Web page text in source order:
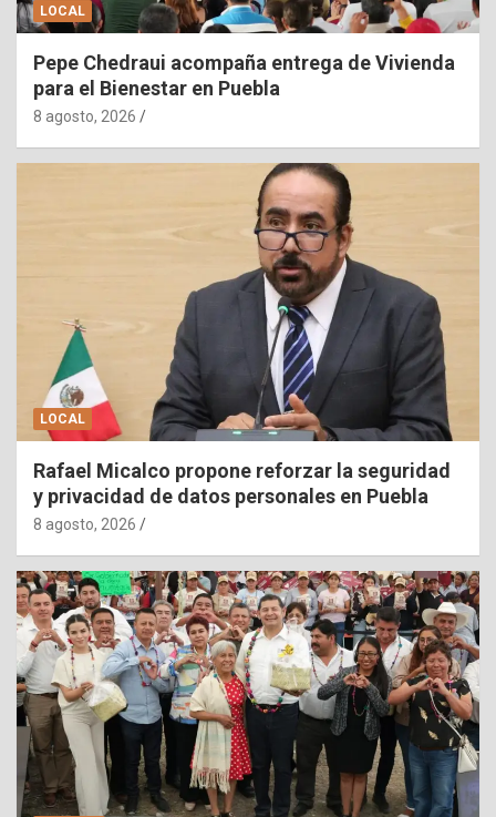
LOCAL
Pepe Chedraui acompaña entrega de Vivienda
para el Bienestar en Puebla
8 agosto, 2026
LOCAL
Rafael Micalco propone reforzar la seguridad
y privacidad de datos personales en Puebla
8 agosto, 2026